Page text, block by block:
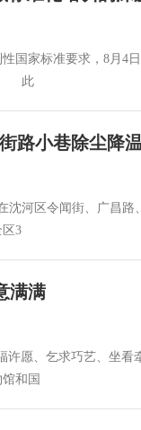
家标准要求，8月4
。 此
路小巷除尘降
河区令闻街、广昌路
3
满满
愿、乞求巧艺、坐看
和国